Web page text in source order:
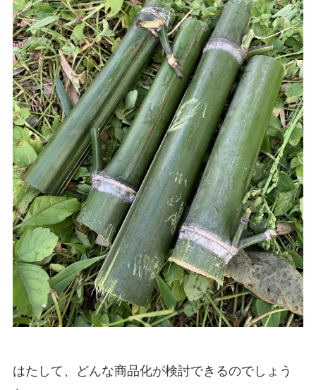
はたして、どんな商品化が検討できるのでしょう